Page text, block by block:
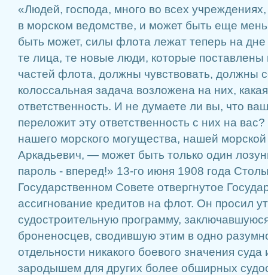
«Людей, господа, много во всех
в морском ведомстве, и может быть еще
быть может, силы флота лежат теперь на дне
те лица, те новые люди, которые поставлены
частей флота, должны чувствовать, должны
колоссальная задача возложена на них, какая
ответственность. И не думаете ли вы, что
переложит эту ответственность с них на
нашего морского могущества, нашей
Аркадьевич, — может быть только один
пароль - вперед!» 13-го июня 1908 года
Государственном Совете отвергнутое
ассигнование кредитов на флот. Он просил
судостроительную программу,
броненосцев, сводившую этим в одно
отдельности никакого боевого значения
зародышем для других более обширных